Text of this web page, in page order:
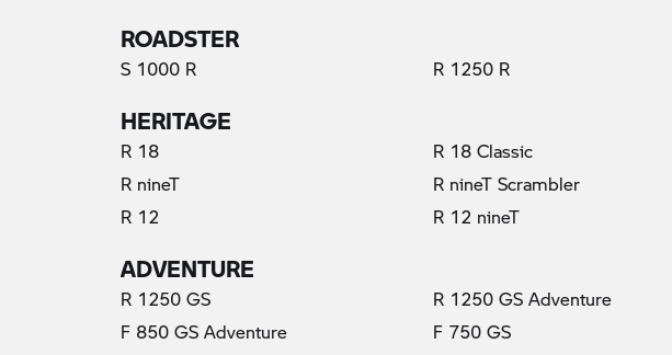
ROADSTER
S 1000 R R 1250 R
HERITAGE
R 18 R 18 Classic
R nineT
R nineT Scrambler
R 12
R 12 nineT
ADVENTURE
R 1250 GS R 1250 GS Adventure
F 850 GS Adventure
F 750 GS